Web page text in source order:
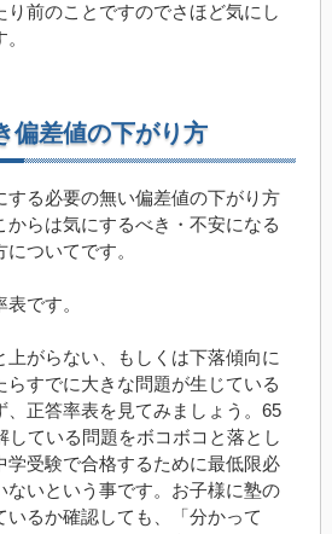
り前のことですのでさほど気にし
偏差値の下がり方
する必要の無い偏差値の下がり方
からは気にするべき・不安になる
ついてです。
です。
上がらない、もしくは下落傾向に
らすでに大きな問題が生じている
、正答率表を見てみましょう。65
している問題をボコボコと落とし
学受験で合格するために最低限必
ないという事です。お子様に塾の
いるか確認しても、「分かって